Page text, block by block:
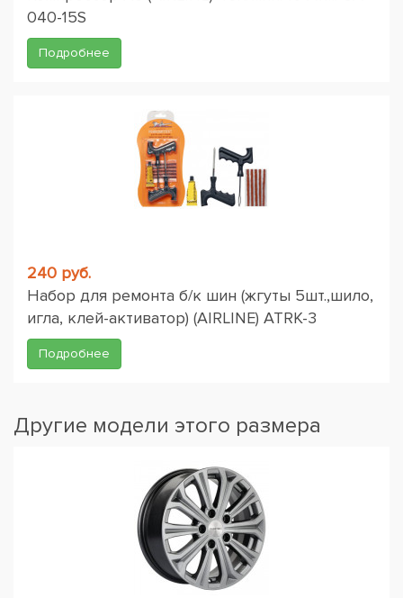
040-15S
Подробнее
240 руб.
Набор для ремонта б/к шин (жгуты 5шт.,шило,
игла, клей-активатор) (AIRLINE) ATRK-3
Подробнее
Другие модели этого размера